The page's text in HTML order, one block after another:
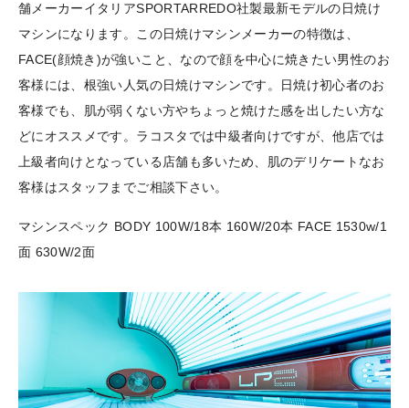
舗メーカーイタリアSPORTARREDO社製最新モデルの日焼け
マシンになります。この日焼けマシンメーカーの特徴は、
FACE(顔焼き)が強いこと、なので顔を中心に焼きたい男性のお
客様には、根強い人気の日焼けマシンです。日焼け初心者のお
客様でも、肌が弱くない方やちょっと焼けた感を出したい方な
どにオススメです。ラコスタでは中級者向けですが、他店では
上級者向けとなっている店舗も多いため、肌のデリケートなお
客様はスタッフまでご相談下さい。
マシンスペック BODY 100W/18本 160W/20本 FACE 1530w/1
面 630W/2面